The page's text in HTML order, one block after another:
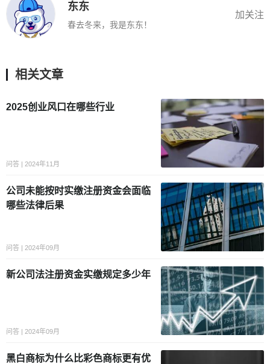
东东
春去冬来，我是东东！
加关注
相关文章
2025创业风口在哪些行业
问答 | 2024年11月
公司未能按时实缴注册资金会面临
哪些法律后果
问答 | 2024年09月
新公司法注册资金实缴规定多少年
问答 | 2024年09月
黑白商标为什么比彩色商标更有优